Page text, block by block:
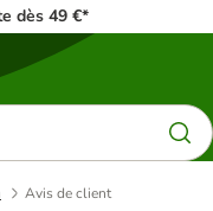
dès 49 €*
Avis de client